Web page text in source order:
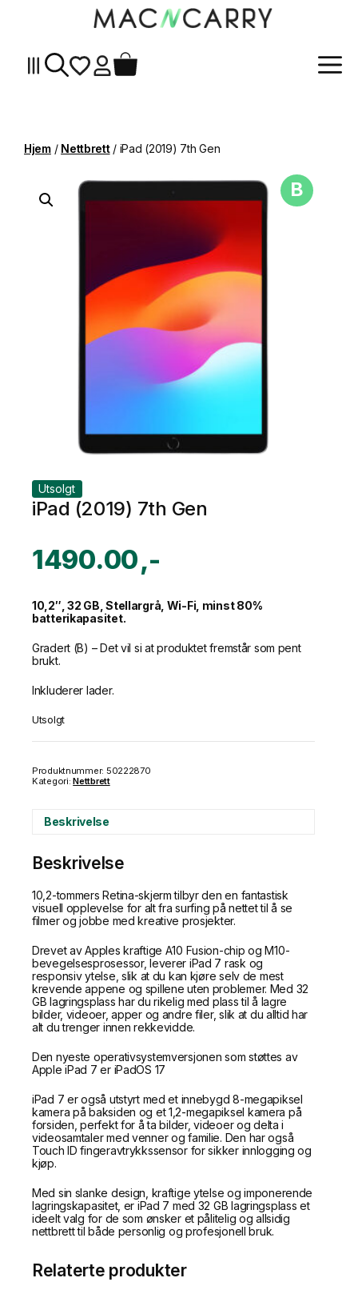
Hjem/ Nettbrett/ iPad (2019) 7th Gen
B
Utsolgt
iPad (2019) 7th Gen
1490.00
10,2″, 32 GB, Stellargrå, Wi-Fi, minst 80%
batterikapasitet.
Gradert (B) – Det vil si at produktet fremstår som pent
brukt.
Inkluderer lader.
Utsolgt
Produktnummer: 50222870
Kategori:Nettbrett
Beskrivelse
Beskrivelse
10,2-tommers Retina-skjerm tilbyr den en fantastisk
visuell opplevelse for alt fra surfing på nettet til å se
filmer og jobbe med kreative prosjekter.
Drevet av Apples kraftige A10 Fusion-chip og M10-
bevegelsesprosessor, leverer iPad 7 rask og
responsiv ytelse, slik at du kan kjøre selv de mest
krevende appene og spillene uten problemer. Med 32
GB lagringsplass har du rikelig med plass til å lagre
bilder, videoer, apper og andre filer, slik at du alltid har
alt du trenger innen rekkevidde.
Den nyeste operativsystemversjonen som støttes av
Apple iPad 7 er iPadOS 17
iPad 7 er også utstyrt med et innebygd 8-megapiksel
kamera på baksiden og et 1,2-megapiksel kamera på
forsiden, perfekt for å ta bilder, videoer og delta i
videosamtaler med venner og familie. Den har også
Touch ID fingeravtrykkssensor for sikker innlogging og
kjøp.
Med sin slanke design, kraftige ytelse og imponerende
lagringskapasitet, er iPad 7 med 32 GB lagringsplass et
ideelt valg for de som ønsker et pålitelig og allsidig
nettbrett til både personlig og profesjonell bruk.
Relaterte produkter